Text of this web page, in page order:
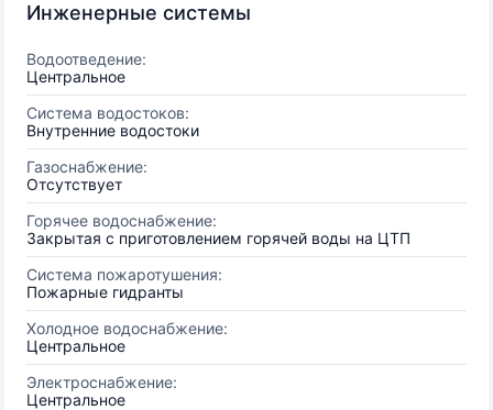
Инженерные системы
Водоотведение:
Центральное
Система водостоков:
Внутренние водостоки
Газоснабжение:
Отсутствует
Горячее водоснабжение:
Закрытая с приготовлением горячей воды на ЦТП
Система пожаротушения:
Пожарные гидранты
Холодное водоснабжение:
Центральное
Электроснабжение:
Центральное